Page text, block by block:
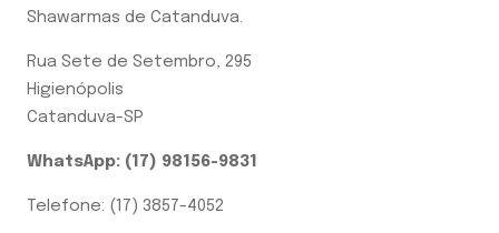
Shawarmas de Catanduva.
Rua Sete de Setembro, 295
Higienópolis
Catanduva-SP
WhatsApp: (17) 98156-9831
Telefone: (17) 3857-4052